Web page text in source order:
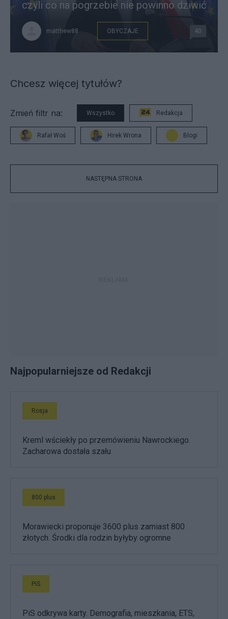
czyli co na pogrzebie nie powinno dziwić
matthew88 OBYCZAJE 40
Chcesz więcej tytułów?
Zmień filtr na: Wszystko Redakcja
Rafał Woś Hirek Wrona Blogi
NASTĘPNA STRONA
Najpopularniejsze od Redakcji
Rosja
Kreml wściekły po przemówieniu Nawrockiego.
Zacharowa dostała szału
800 plus
Morawiecki proponuje 3600 plus zamiast 800
złotych. Środki dla rodzin byłyby ogromne
PiS
PiS odkrywa karty. Demografia, mieszkania, ETS,